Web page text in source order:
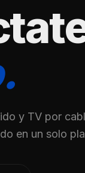
y TV por
en un solo